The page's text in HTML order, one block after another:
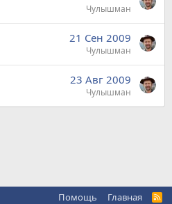
Чулышман
21 Сен 2009
Чулышман
23 Авг 2009
Чулышман
Помощь Главная
R